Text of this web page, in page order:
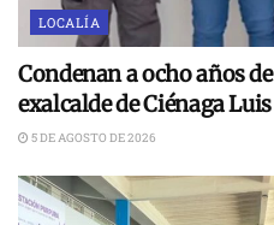
LOCALÍA
Condenan a ocho años
exalcalde de Ciénaga
5 DE AGOSTO DE 2026